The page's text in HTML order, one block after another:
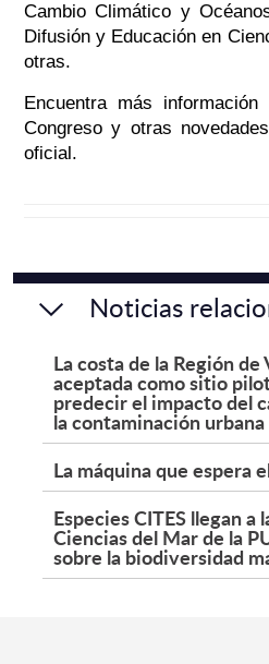
Cambio Climático y
Difusión y Educación en
otras.
Encuentra más
Congreso y otras
oficial.
Noticias
La costa de la Región de
aceptada como sitio
predecir el impacto del
la contaminación urbana
La máquina que espera
Especies CITES llegan a
Ciencias del Mar de la
sobre la biodiversidad